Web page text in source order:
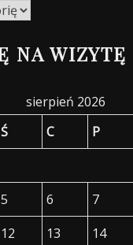
NA WIZYTĘ
sierpień 2026
Ś C P
5 6 7
12 13 14